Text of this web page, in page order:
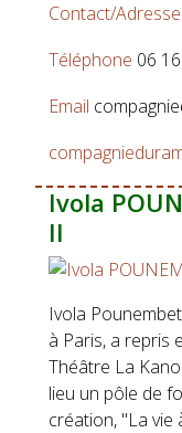
Contact/Adresse
Téléphone 06
Email
Ivola
II
Ivola
à Paris, a repris
Théâtre La
lieu un pôle de
création, "La vie